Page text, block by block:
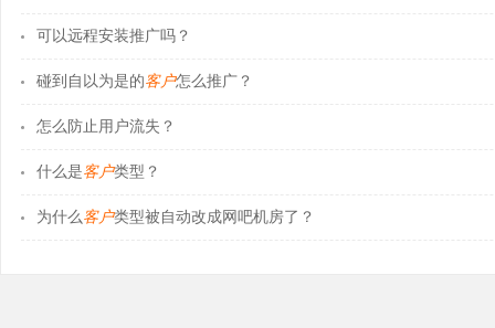
可以远程安装推广吗？
碰到自以为是的客户怎么推广？
怎么防止用户流失？
什么是客户类型？
为什么客户类型被自动改成网吧机房了？